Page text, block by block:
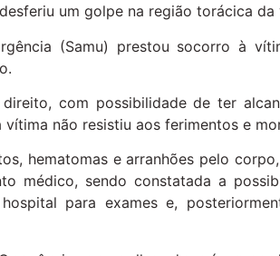
um golpe na região torácica da
(Samu) prestou socorro à
com possibilidade de ter
não resistiu aos ferimentos e
hematomas e arranhões pelo
médico, sendo constatada a
para exames e,